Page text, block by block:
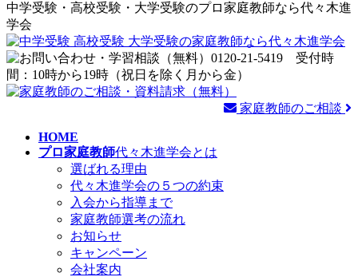
中学受験・高校受験・大学受験のプロ家庭教師なら代々木進
学会
家庭教師のご相談
HOME
プロ家庭教師代々木進学会とは
選ばれる理由
代々木進学会の５つの約束
入会から指導まで
家庭教師選考の流れ
お知らせ
キャンペーン
会社案内